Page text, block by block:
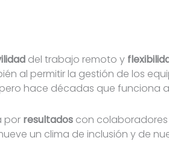
del trabajo remoto y
al permitir la gestión de los
hace décadas que funciona
por resultados con
un clima de inclusión y de